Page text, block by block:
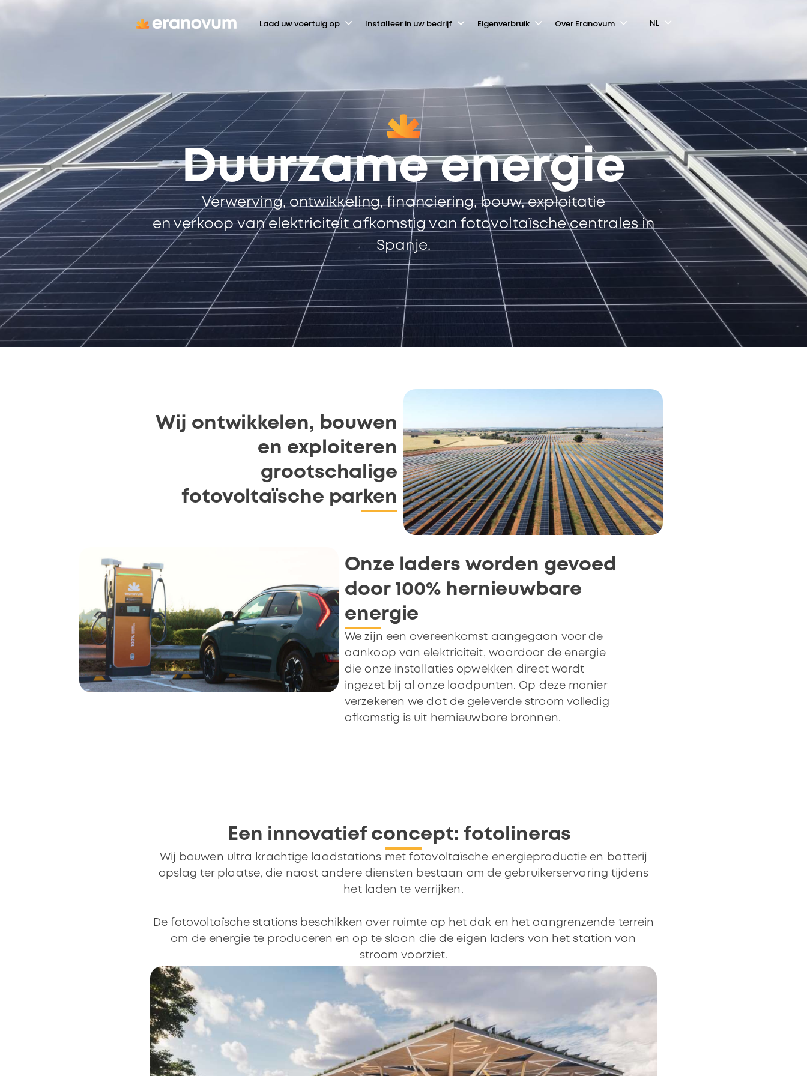
Laad uw voertuig op Installeer in uw bedrijf Eigenverbruik Over Eranovum NL
Duurzame energie
Verwerving, ontwikkeling, financiering, bouw, exploitatie
en verkoop van elektriciteit afkomstig van fotovoltaïsche centrales in
Spanje.
Wij ontwikkelen, bouwen
en exploiteren
grootschalige
fotovoltaïsche parken
Onze laders worden gevoed
door 100% hernieuwbare
energie
We zijn een overeenkomst aangegaan voor de
aankoop van elektriciteit, waardoor de energie
die onze installaties opwekken direct wordt
ingezet bij al onze laadpunten. Op deze manier
verzekeren we dat de geleverde stroom volledig
afkomstig is uit hernieuwbare bronnen.
Een innovatief concept: fotolineras
Wij bouwen ultra krachtige laadstations met fotovoltaïsche energieproductie en batterij
opslag ter plaatse, die naast andere diensten bestaan om de gebruikerservaring tijdens
het laden te verrijken.
De fotovoltaïsche stations beschikken over ruimte op het dak en het aangrenzende terrein
om de energie te produceren en op te slaan die de eigen laders van het station van
stroom voorziet.